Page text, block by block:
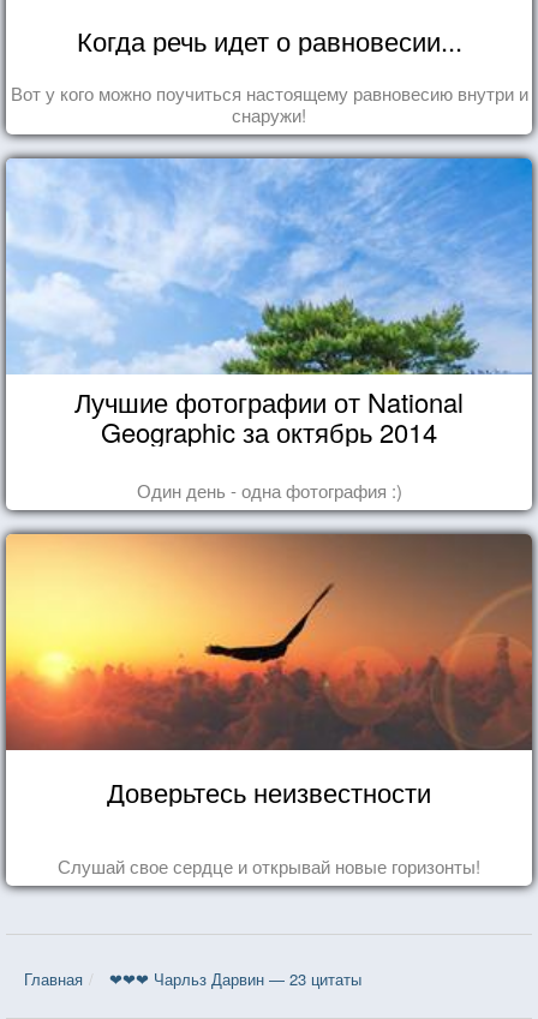
Когда речь идет о равновесии...
Вот у кого можно поучиться настоящему равновесию внутри и
снаружи!
Лучшие фотографии от National
Geographic за октябрь 2014
Один день - одна фотография :)
Доверьтесь неизвестности
Слушай свое сердце и открывай новые горизонты!
Главная ❤❤❤ Чарльз Дарвин — 23 цитаты